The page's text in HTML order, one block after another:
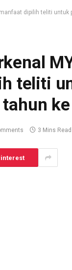
dipilih teliti
teliti
3 Mins Read